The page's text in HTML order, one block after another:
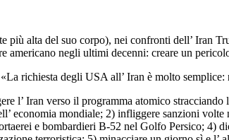
più alta del suo corpo), nei confronti dell’ Iran
americano negli ultimi decenni: creare un
richiesta degli USA all’ Iran è molto
l’ Iran verso il programma atomico
economia mondiale; 2) infliggere sanzioni
e bombardieri B-52 nel Golfo Persico; 4)